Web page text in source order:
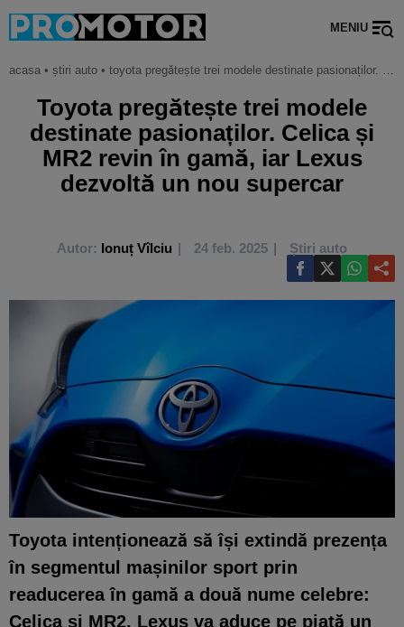
MENIU
acasa • știri auto • toyota pregătește trei modele destinate pasionaților. celica și mr2 revin în gamă, iar lexus dezvoltă un nou supercar
Toyota pregătește trei modele
destinate pasionaților. Celica și
MR2 revin în gamă, iar Lexus
dezvoltă un nou supercar
Autor: Ionuț Vîlciu 24 feb. 2025 Știri auto
Toyota intenționează să își extindă prezența
în segmentul mașinilor sport prin
readucerea în gamă a două nume celebre:
Celica și MR2. Lexus va aduce pe piață un